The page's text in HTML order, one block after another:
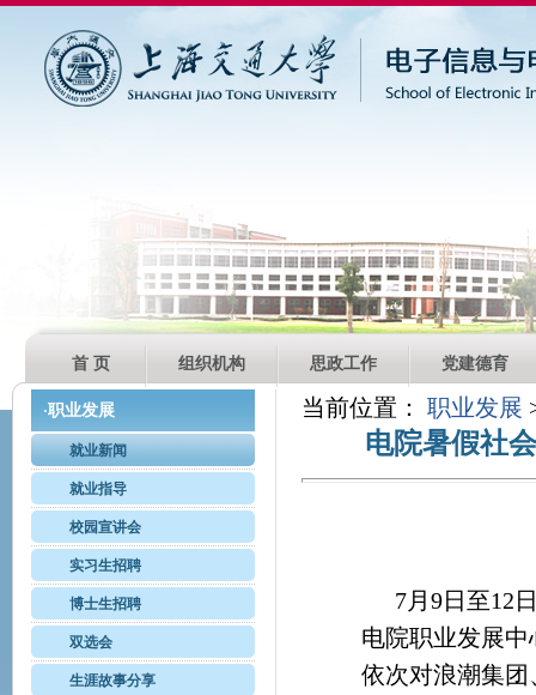
首 页 组织机构 思政工作 党建德育
·职业发展
就业新闻
就业指导
校园宣讲会
实习生招聘
博士生招聘
双选会
生涯故事分享
当前位置：职业发展
电院暑假社
7月9日至12
电院职业发展
依次对浪潮集